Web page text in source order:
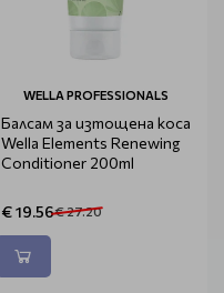
WELLA PROFESSIONALS
Балсам за изтощена коса
Wella Elements Renewing
Conditioner 200ml
€ 19.56€ 27.20